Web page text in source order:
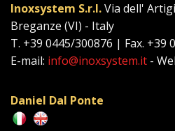
Inoxsystem S.r.l.Via dell'
Breganze (VI) - Italy
T. +39 0445/300876 | Fax. +39
E-mail: info@inoxsystem.it -
Daniel Dal Ponte